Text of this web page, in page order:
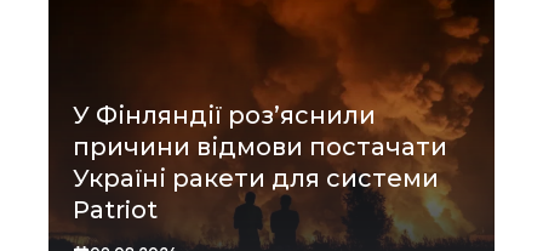
У Фінляндії роз’яснили
причини відмови постачати
Україні ракети для системи
Patriot